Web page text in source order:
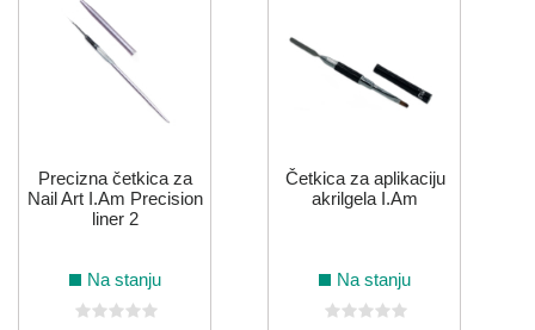
Precizna četkica za
Nail Art I.Am Precision
liner 2
Na stanju
Četkica za aplikaciju
akrilgela I.Am
Na stanju